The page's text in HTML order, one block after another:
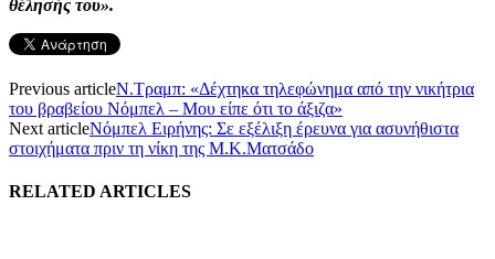
θέλησής του».
Previous articleΝ.Τραμπ: «Δέχτηκα τηλεφώνημα από την νικήτρια
του βραβείου Νόμπελ – Μου είπε ότι το άξιζα»
Next articleΝόμπελ Ειρήνης: Σε εξέλιξη έρευνα για ασυνήθιστα
στοιχήματα πριν τη νίκη της Μ.Κ.Ματσάδο
RELATED ARTICLES